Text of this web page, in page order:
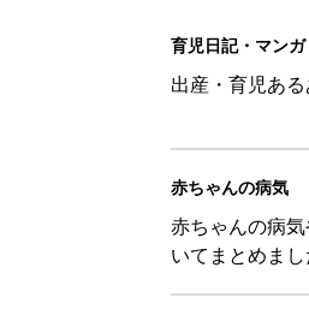
育児日記・マンガ
出産・育児あ
赤ちゃんの病気
赤ちゃんの病
いてまとめまし